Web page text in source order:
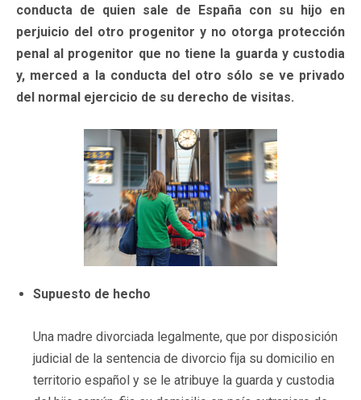
conducta de quien sale de España con su hijo en
perjuicio del otro progenitor y no otorga protección
penal al progenitor que no tiene la guarda y custodia
y, merced a la conducta del otro sólo se ve privado
del normal ejercicio de su derecho de visitas.
Supuesto de hecho
Una madre divorciada legalmente, que por disposición
judicial de la sentencia de divorcio fija su domicilio en
territorio español y se le atribuye la guarda y custodia